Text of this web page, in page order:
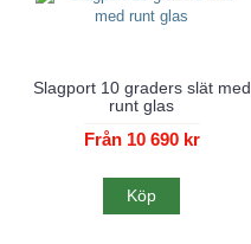
Slagport 10 graders slät med
runt glas
Från 10 690 kr
Köp